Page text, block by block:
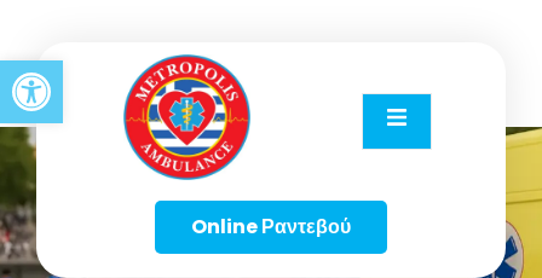
Open toolbar
Online Ραντεβού